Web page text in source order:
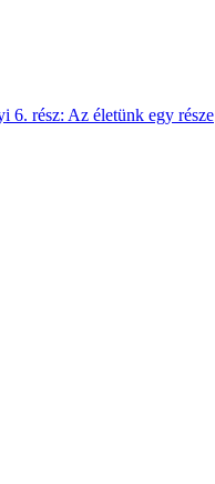
6. rész: Az életünk egy része